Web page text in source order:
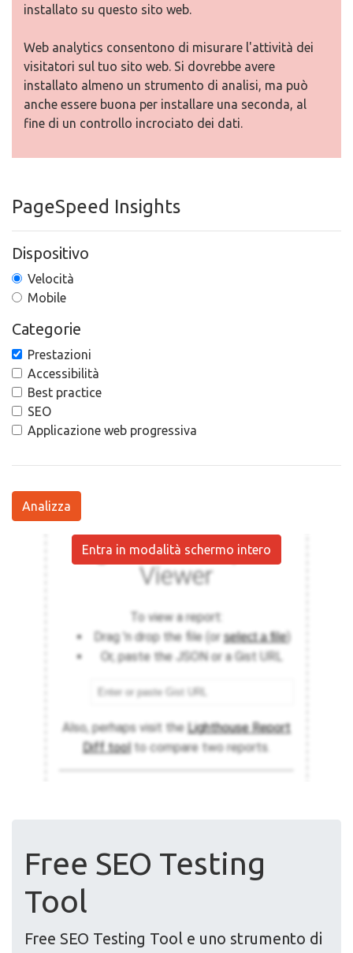
installato su questo sito web.
Web analytics consentono di misurare l'attività dei
visitatori sul tuo sito web. Si dovrebbe avere
installato almeno un strumento di analisi, ma può
anche essere buona per installare una seconda, al
fine di un controllo incrociato dei dati.
PageSpeed Insights
Dispositivo
Velocità
Mobile
Categorie
Prestazioni
Accessibilità
Best practice
SEO
Applicazione web progressiva
Analizza
Entra in modalità schermo intero
Free SEO Testing
Tool
Free SEO Testing Tool e uno strumento di